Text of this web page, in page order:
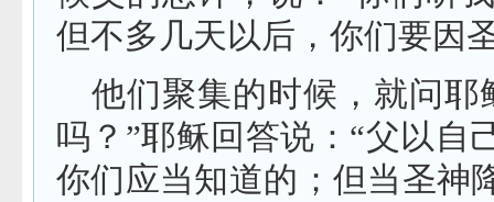
但不多几天以后，你们要因
他们聚集的时候，就问耶
吗？”耶稣回答说：“父以自
你们应当知道的；但当圣神